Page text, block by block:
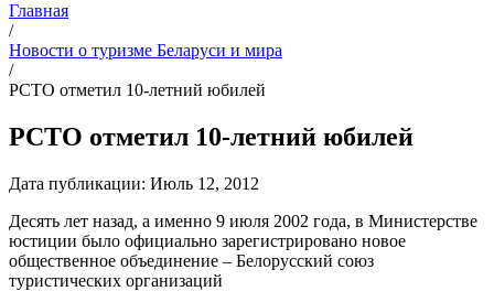
Главная
/
Новости о туризме Беларуси и мира
/
РСТО отметил 10-летний юбилей
РСТО отметил 10-летний юбилей
Дата публикации: Июль 12, 2012
Десять лет назад, а именно 9 июля 2002 года, в Министерстве
юстиции было официально зарегистрировано новое
общественное объединение – Белорусский союз
туристических организаций